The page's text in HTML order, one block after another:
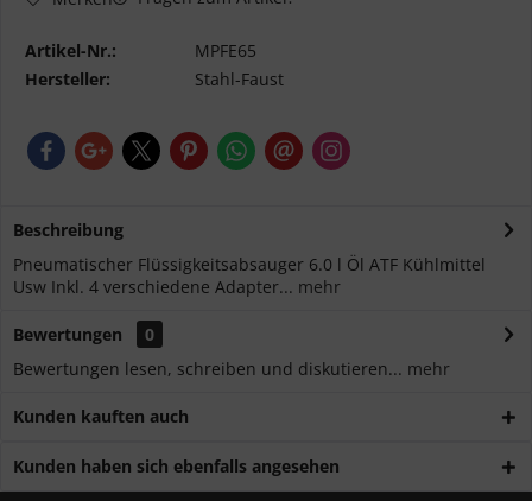
Artikel-Nr.:
MPFE65
Hersteller:
Stahl-Faust
Beschreibung
Pneumatischer Flüssigkeitsabsauger 6.0 l Öl ATF Kühlmittel
Usw Inkl. 4 verschiedene Adapter... mehr
Bewertungen
0
Bewertungen lesen, schreiben und diskutieren... mehr
Kunden kauften auch
Kunden haben sich ebenfalls angesehen